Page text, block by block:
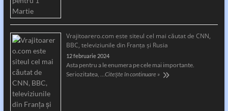
Vrajitoarero.com este siteul cel mai căutat de CNN,
BBC, televiziunile din Franța și Rusia
12 februarie 2024
Asta pentru a le enumera pe cele mai importante.
Seriozitatea, …Citește în continuare »